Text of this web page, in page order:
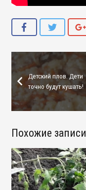
Детский плов. Дети
точно будут кушать!
Похожие записи